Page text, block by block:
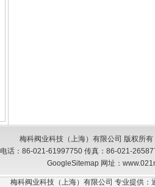
梅科阀业科技（上海）有限公司 版权所
电话：86-021-61997750 传真：86-021-
GoogleSitemap网址：
梅科阀业科技（上海）有限公司 专业提供